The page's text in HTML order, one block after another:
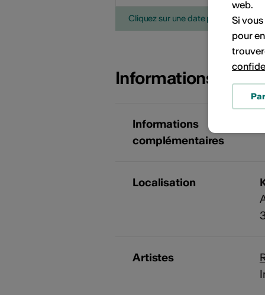
Cliquez sur une date pour ajouter
Informations sur
Informations
complémentaires
Localisation
Artistes
web.
Si
pour